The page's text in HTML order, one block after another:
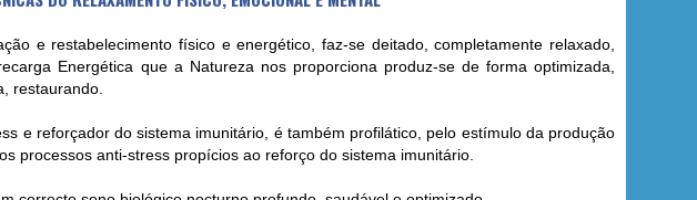
e restabelecimento físico e energético, faz-se deitado, completamente relaxado,
Energética que a Natureza nos proporciona produz-se de forma optimizada,
restaurando.
e reforçador do sistema imunitário, é também profilático, pelo estímulo da produção
processos anti-stress propícios ao reforço do sistema imunitário.